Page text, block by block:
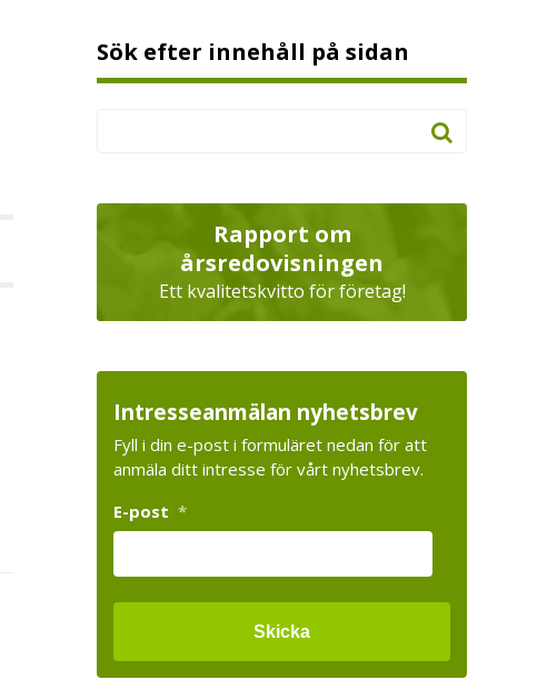
Sök efter innehåll på sidan
Rapport om
årsredovisningen
Ett kvalitetskvitto för företag!
Intresseanmälan nyhetsbrev
Fyll i din e-post i formuläret nedan för att
anmäla ditt intresse för vårt nyhetsbrev.
E-post *